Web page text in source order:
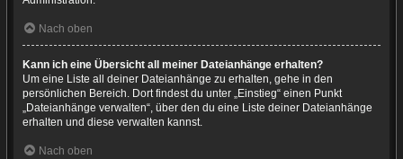
Nach oben
Kann ich eine Übersicht all meiner Dateianhänge erhalten?
Um eine Liste all deiner Dateianhänge zu erhalten, gehe in den
persönlichen Bereich. Dort findest du unter „Einstieg“ einen Punkt
„Dateianhänge verwalten“, über den du eine Liste deiner Dateianhänge
erhalten und diese verwalten kannst.
Nach oben